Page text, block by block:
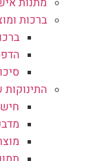
ברכות
התינוקות